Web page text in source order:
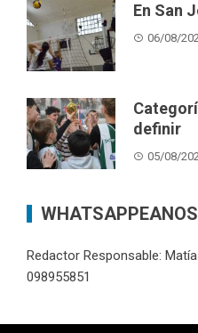
En San
06/08/
definir
05/08/
WHATSAPPEANOS
Redactor Responsable:
098955851